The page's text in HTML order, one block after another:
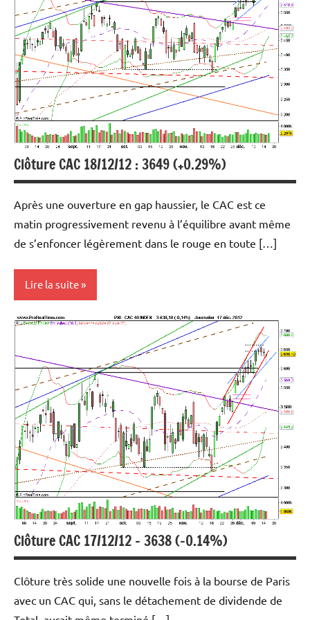
Indices
Marchés en
perspective
Clôture CAC 18/12/12 : 3649 (+0.29%)
Après une ouverture en gap haussier, le CAC est ce
matin progressivement revenu à l’équilibre avant même
de s’enfoncer légèrement dans le rouge en toute […]
Lire la suite
Analyse
et
technique
Indices
Marchés en
perspective
Clôture CAC 17/12/12 – 3638 (-0.14%)
Clôture très solide une nouvelle fois à la bourse de Paris
avec un CAC qui, sans le détachement de dividende de